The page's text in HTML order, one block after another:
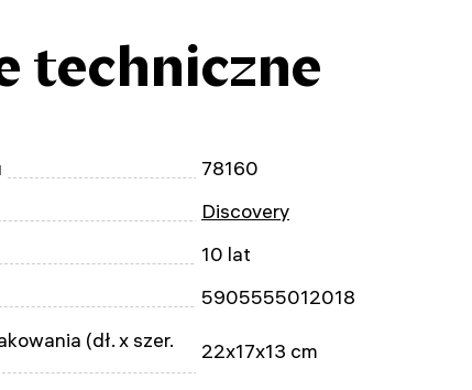
techniczne
78160
Discovery
10 lat
5905555012018
(dł. x szer.
22x17x13 cm